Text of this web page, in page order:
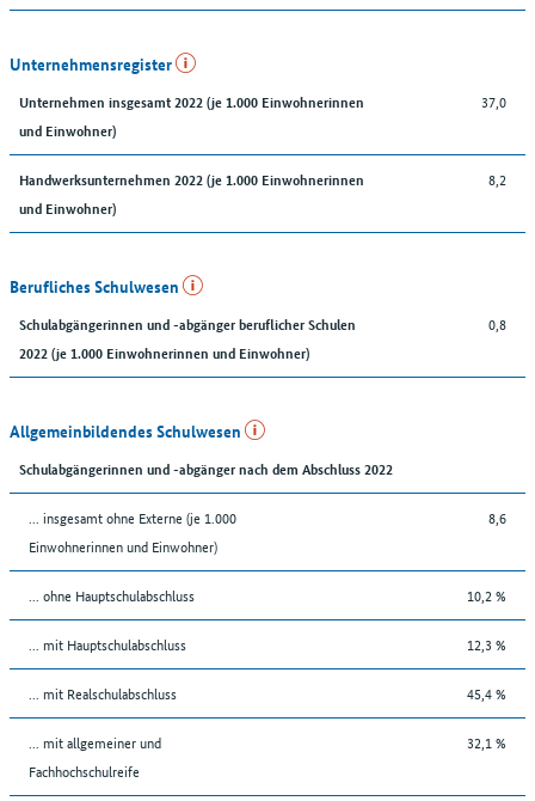
Unternehmensregister
Unternehmen insgesamt 2022 (je 1.000 Einwohnerinnen
und Einwohner)
37,0
Handwerksunternehmen 2022 (je 1.000 Einwohnerinnen
und Einwohner)
8,2
Berufliches Schulwesen
Schulabgängerinnen und -abgänger beruflicher Schulen
2022 (je 1.000 Einwohnerinnen und Einwohner)
0,8
Allgemeinbildendes Schulwesen
Schulabgängerinnen und -abgänger nach dem Abschluss 2022
... insgesamt ohne Externe (je 1.000
Einwohnerinnen und Einwohner)
8,6
... ohne Hauptschulabschluss 10,2 %
... mit Hauptschulabschluss 12,3 %
... mit Realschulabschluss 45,4 %
... mit allgemeiner und
Fachhochschulreife
32,1 %